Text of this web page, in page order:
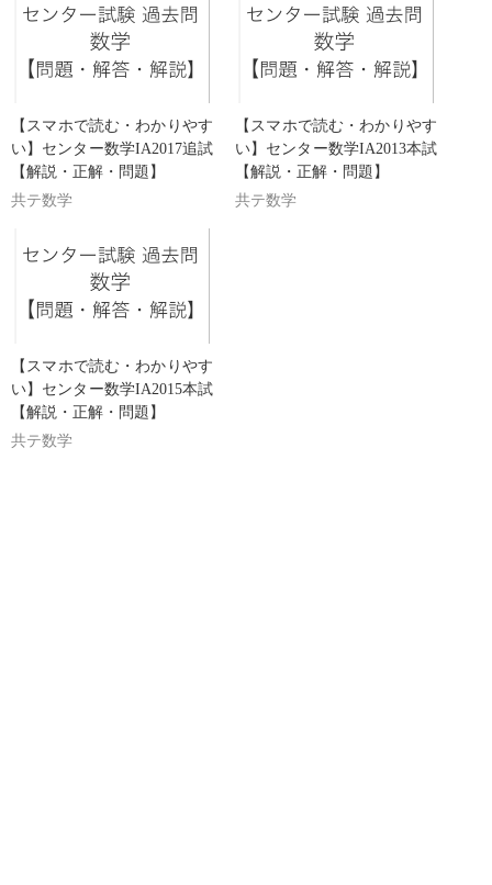
【スマホで読む・わかりやす
い】センター数学IA2017追試
【解説・正解・問題】
共テ数学
【スマホで読む・わかりやす
い】センター数学IA2013本試
【解説・正解・問題】
共テ数学
【スマホで読む・わかりやす
い】センター数学IA2015本試
【解説・正解・問題】
共テ数学